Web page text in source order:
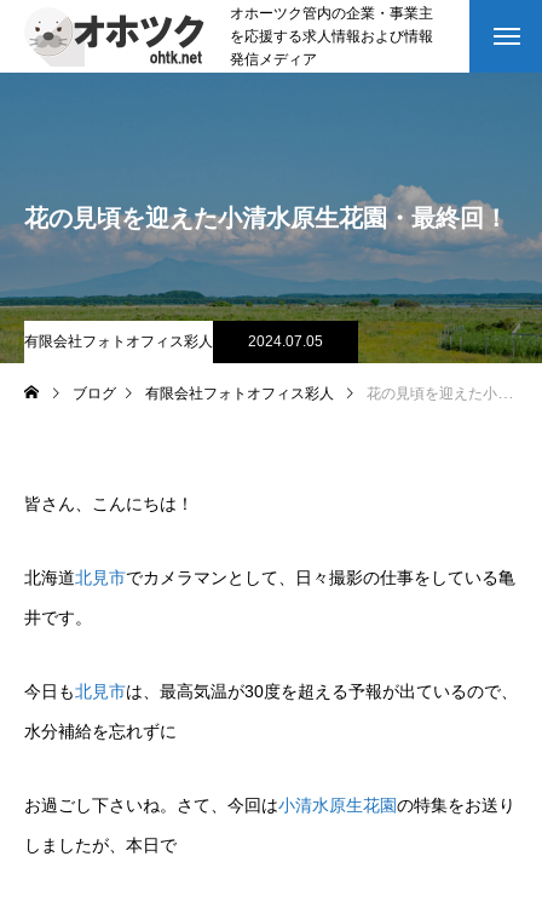
オホーツク管内の企業・事業主
を応援する求人情報および情報
発信メディア
花の見頃を迎えた小清水原生花園・最終回！
有限会社フォトオフィス彩人 2024.07.05
ブログ 有限会社フォトオフィス彩人 花の見頃を迎えた小清水原生花園・最終回！
皆さん、こんにちは！
北海道北見市でカメラマンとして、日々撮影の仕事をしている亀
井です。
今日も北見市は、最高気温が30度を超える予報が出ているので、
水分補給を忘れずに
お過ごし下さいね。さて、今回は小清水原生花園の特集をお送り
しましたが、本日で